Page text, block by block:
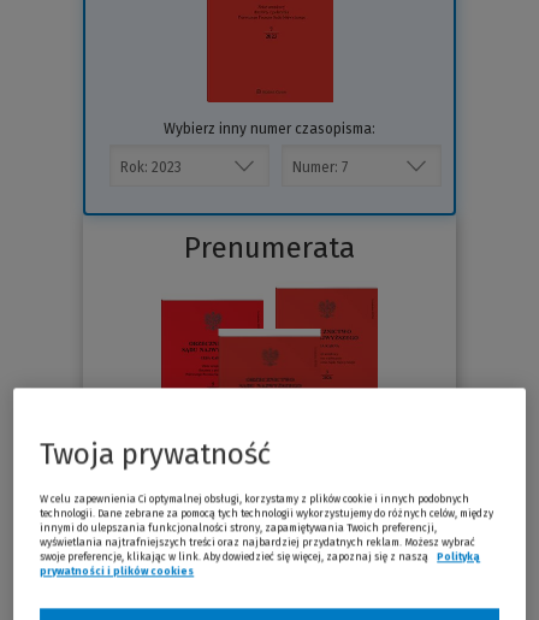
Wybierz inny numer czasopisma:
Prenumerata
Sprawdź
Twoja prywatność
W celu zapewnienia Ci optymalnej obsługi, korzystamy z plików cookie i innych podobnych
technologii. Dane zebrane za pomocą tych technologii wykorzystujemy do różnych celów, między
innymi do ulepszania funkcjonalności strony, zapamiętywania Twoich preferencji,
wyświetlania najtrafniejszych treści oraz najbardziej przydatnych reklam. Możesz wybrać
swoje preferencje, klikając w link. Aby dowiedzieć się więcej, zapoznaj się z naszą
Polityką
prywatności i plików cookies